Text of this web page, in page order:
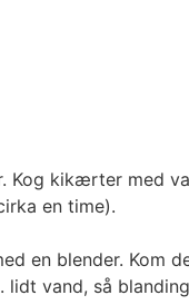
kikærter med
en time).
en blender. Kom
vand, så